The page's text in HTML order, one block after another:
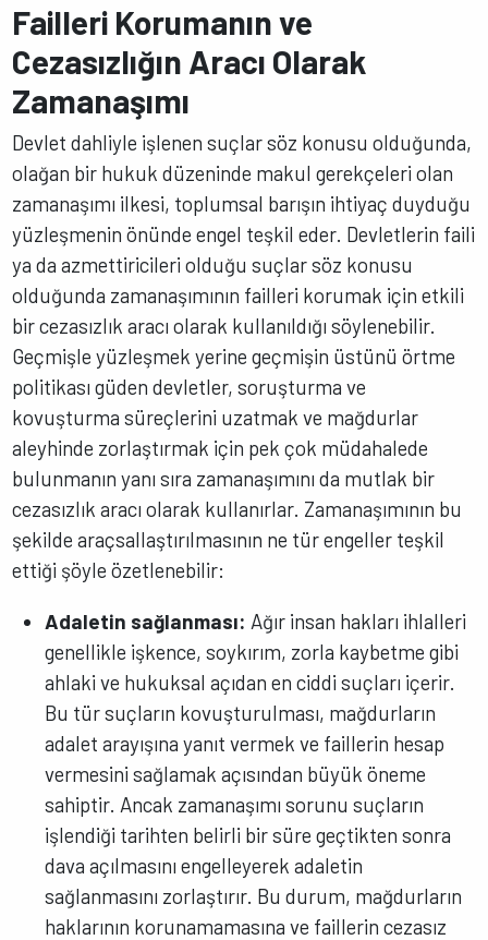
Failleri Korumanın ve
Cezasızlığın Aracı Olarak
Zamanaşımı
Devlet dahliyle işlenen suçlar söz konusu olduğunda,
olağan bir hukuk düzeninde makul gerekçeleri olan
zamanaşımı ilkesi, toplumsal barışın ihtiyaç duyduğu
yüzleşmenin önünde engel teşkil eder. Devletlerin faili
ya da azmettiricileri olduğu suçlar söz konusu
olduğunda zamanaşımının failleri korumak için etkili
bir cezasızlık aracı olarak kullanıldığı söylenebilir.
Geçmişle yüzleşmek yerine geçmişin üstünü örtme
politikası güden devletler, soruşturma ve
kovuşturma süreçlerini uzatmak ve mağdurlar
aleyhinde zorlaştırmak için pek çok müdahalede
bulunmanın yanı sıra zamanaşımını da mutlak bir
cezasızlık aracı olarak kullanırlar. Zamanaşımının bu
şekilde araçsallaştırılmasının ne tür engeller teşkil
ettiği şöyle özetlenebilir:
Adaletin sağlanması: Ağır insan hakları ihlalleri
genellikle işkence, soykırım, zorla kaybetme gibi
ahlaki ve hukuksal açıdan en ciddi suçları içerir.
Bu tür suçların kovuşturulması, mağdurların
adalet arayışına yanıt vermek ve faillerin hesap
vermesini sağlamak açısından büyük öneme
sahiptir. Ancak zamanaşımı sorunu suçların
işlendiği tarihten belirli bir süre geçtikten sonra
dava açılmasını engelleyerek adaletin
sağlanmasını zorlaştırır. Bu durum, mağdurların
haklarının korunamamasına ve faillerin cezasız